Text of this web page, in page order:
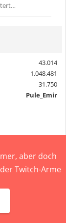
43.014
1.048.481
31.750
Pule_Emir
aber doch
Twitch-Arme